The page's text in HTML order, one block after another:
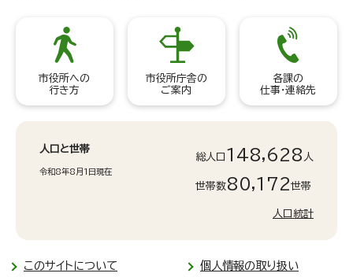
市役所への
行き方
市役所庁舎の
ご案内
各課の
仕事・連絡先
人口と世帯
令和8年8月1日現在
総人口 148,628 人
世帯数80,172世帯
人口統計
このサイトについて 個人情報の取り扱い